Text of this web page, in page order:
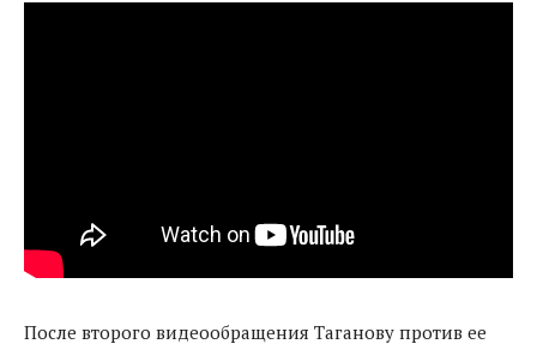
После второго видеообращения Таганову против ее